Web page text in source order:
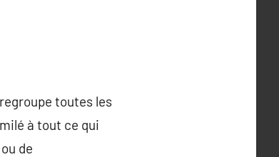
toutes les
à tout ce qui
de